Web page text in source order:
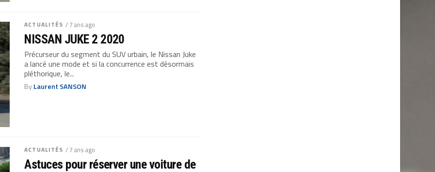
ACTUALITÉS / 7 ans ago
NISSAN JUKE 2 2020
Précurseur du segment du SUV urbain, le Nissan Juke
a lancé une mode et si la concurrence est désormais
pléthorique, le...
ByLaurent SANSON
ACTUALITÉS / 7 ans ago
Astuces pour réserver une voiture de